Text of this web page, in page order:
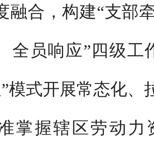
融合，构建“支部
全员响应”四级工
模式开展常态化、
掌握辖区劳动力